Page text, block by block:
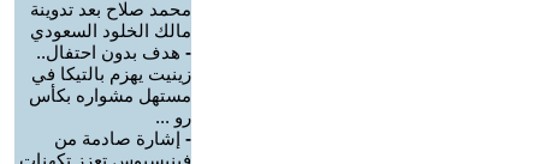
محمد صلاح بعد تدوينة
مالك الخلود السعودي
- هدف بدون احتفال..
زينيت يهزم بالتيكا في
مستهل مشواره بكأس
رو ...
- إشارة صادمة من
فينيسيوس تعزز تكهنات